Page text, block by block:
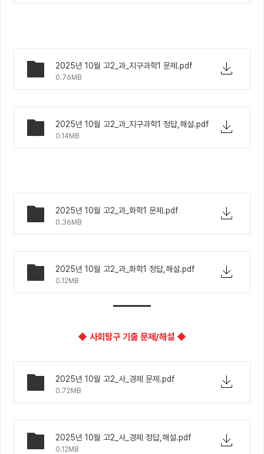
2025년 10월 고2_과_지구과학1 문제.pdf
0.76MB
2025년 10월 고2_과_지구과학1 정답,해설.pdf
0.14MB
2025년 10월 고2_과_화학1 문제.pdf
0.36MB
2025년 10월 고2_과_화학1 정답,해설.pdf
0.12MB
◆ 사회탐구 기출 문제/해설 ◆
2025년 10월 고2_사_경제 문제.pdf
0.72MB
2025년 10월 고2_사_경제 정답,해설.pdf
0.12MB